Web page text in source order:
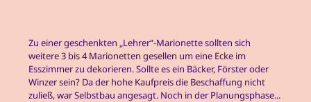
Zu einer geschenkten „Lehrer“-Marionette sollten sich
weitere 3 bis 4 Marionetten gesellen um eine Ecke im
Esszimmer zu dekorieren. Sollte es ein Bäcker, Förster oder
Winzer sein? Da der hohe Kaufpreis die Beschaffung nicht
zuließ, war Selbstbau angesagt. Noch in der Planungsphase...